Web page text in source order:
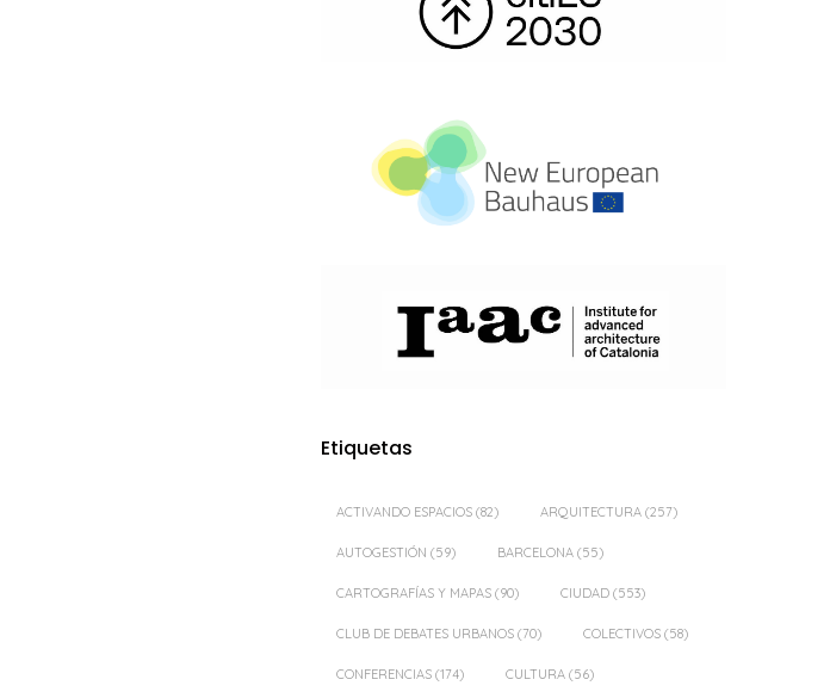
Etiquetas
ACTIVANDO ESPACIOS (82) ARQUITECTURA (257)
AUTOGESTIÓN (59) BARCELONA (55)
CARTOGRAFÍAS Y MAPAS (90) CIUDAD (553)
CLUB DE DEBATES URBANOS (70) COLECTIVOS (58)
CONFERENCIAS (174) CULTURA (56)